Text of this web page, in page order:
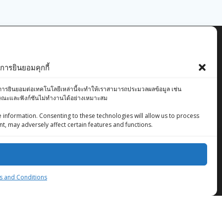
ารยินยอมคุกกี้
ยินยอมต่อเทคโนโลยีเหล่านี้จะทำให้เราสามารถประมวลผลข้อมูล เช่น
ะและฟังก์ชันไม่ทำงานได้อย่างเหมาะสม
Consenting to these technologies will allow us to process
may adversely affect certain features and functions.
and Conditions
ZingStreet Co.,Ltd
2026 ZingStreet Co.,Ltd. Built using WordPress
and the